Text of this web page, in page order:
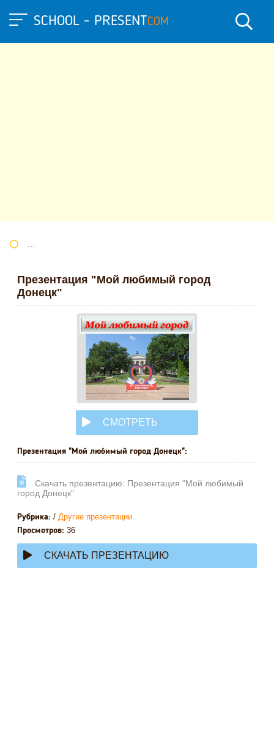
SCHOOL - PRESENTCOM
Презентация "Мой любимый город
Донецк"
СМОТРЕТЬ
ОНЛАЙН
Презентация "Мой любимый город Донецк":
Cкачать презентацию: Презентация "Мой любимый
город Донецк"
Рубрика: / Другие презентации
Просмотров: 36
СКАЧАТЬ ПРЕЗЕНТАЦИЮ